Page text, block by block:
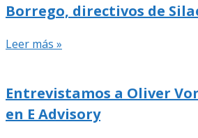
Borrego, directivos de
Leer más »
Entrevistamos a Oliver
en E Advisory